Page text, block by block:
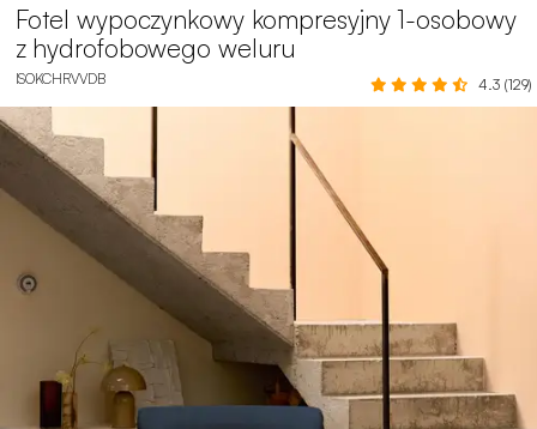
Fotel wypoczynkowy kompresyjny 1-osobowy
z hydrofobowego weluru
ISOKCHRVVDB 4.3 (129)